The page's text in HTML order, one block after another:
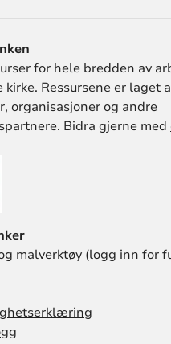
for hele bredden av
kirke. Ressursene er laget
organisasjoner og andre
Bidra gjerne med
malverktøy (logg inn for